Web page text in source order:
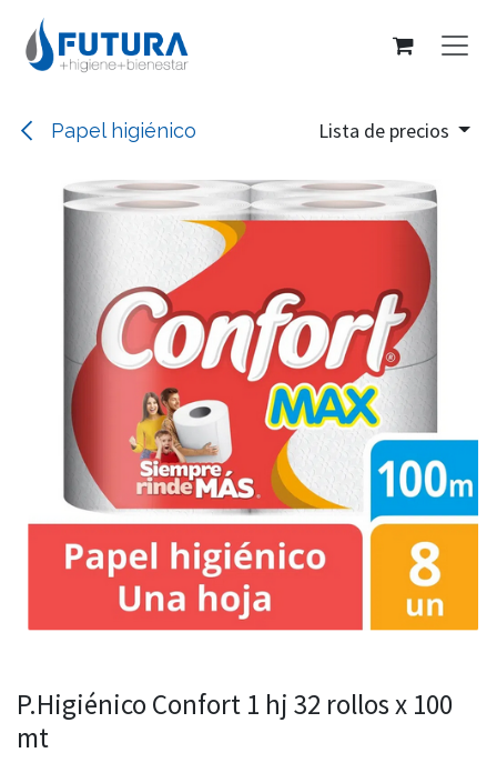
Ir al contenido
Papel higiénico Lista de precios
P.Higiénico Confort 1 hj 32 rollos x 100
mt